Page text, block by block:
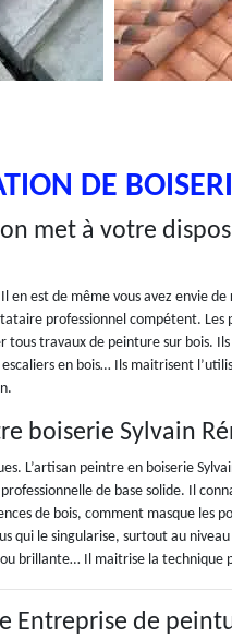
DE
met à votre
en est de même vous avez envie
professionnel compétent. Les
travaux de peinture sur bois. Ils
en bois… Ils maitrisent
boiserie Sylvain
L’artisan peintre en boiserie
de base solide. Il
de bois, comment masque les
qui le singularise, surtout au
brillante… Il maitrise la technique
Entreprise de